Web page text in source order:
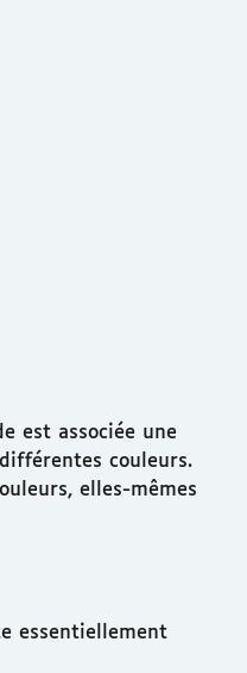
est associée une
couleurs.
elles-mêmes
essentiellement